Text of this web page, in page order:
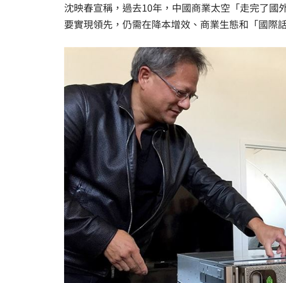
沈映春宣稱，過去10年，中國商業太空「走完了國
要實現領先，仍需在降本增效、商業生態和「國際